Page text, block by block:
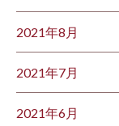
2021年8月
2021年7月
2021年6月